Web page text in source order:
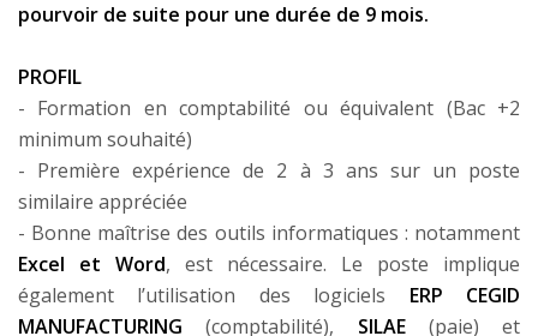
pourvoir de suite pour une durée de 9 mois.
PROFIL
- Formation en comptabilité ou équivalent (Bac +2
minimum souhaité)
- Première expérience de 2 à 3 ans sur un poste
similaire appréciée
- Bonne maîtrise des outils informatiques : notamment
Excel et Word, est nécessaire. Le poste implique
également l’utilisation des logiciels ERP CEGID
MANUFACTURING(comptabilité), SILAE (paie) et